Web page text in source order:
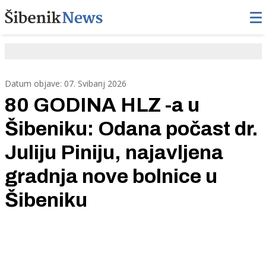
Datum objave: 07. Svibanj 2026
80 GODINA HLZ -a u
Šibeniku: Odana počast dr.
Juliju Piniju, najavljena
gradnja nove bolnice u
Šibeniku